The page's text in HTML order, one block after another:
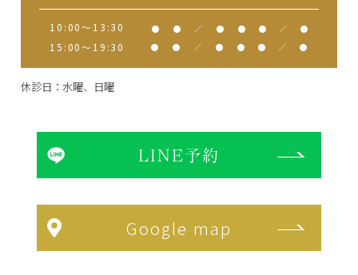
10:00～13:30 ● ● ／ ● ● ● ／ ●
15:00～19:30 ● ● ／ ● ● ● ／ ●
休診日：水曜、日曜
LINE予約
Google map